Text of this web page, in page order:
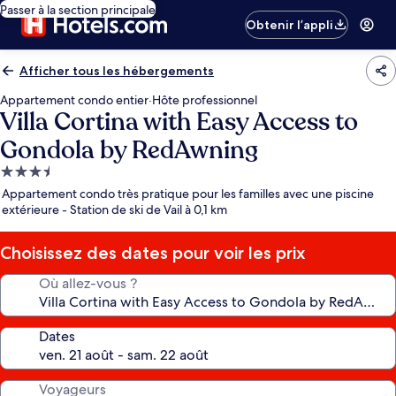
Passer à la section principale
Obtenir l’appli
Afficher tous les hébergements
Appartement condo entier·Hôte professionnel
Villa Cortina with Easy Access to
Gondola by RedAwning
Hébergement
3.5 étoiles
Appartement condo très pratique pour les familles avec une piscine
extérieure - Station de ski de Vail à 0,1 km
Choisissez des dates pour voir les prix
Où allez-vous ?
Dates
Voyageurs